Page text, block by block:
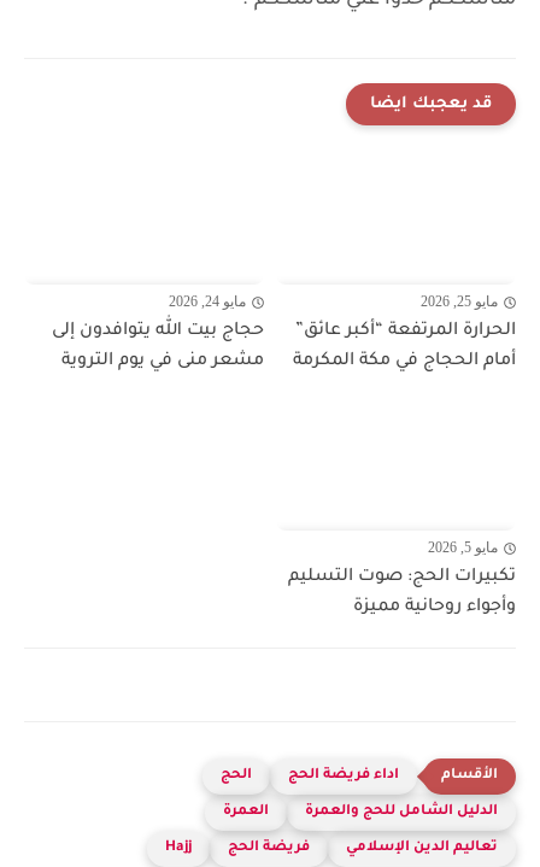
قد يعجبك ايضا
مايو 25, 2026
الحرارة المرتفعة “أكبر عائق”
أمام الحجاج في مكة المكرمة
مايو 24, 2026
حجاج بيت الله يتوافدون إلى
مشعر منى في يوم التروية
مايو 5, 2026
تكبيرات الحج: صوت التسليم
وأجواء روحانية مميزة
اداء فريضة الحج الحج
الدليل الشامل للحج والعمرة العمرة
تعاليم الدين الإسلامي فريضة الحج Hajj